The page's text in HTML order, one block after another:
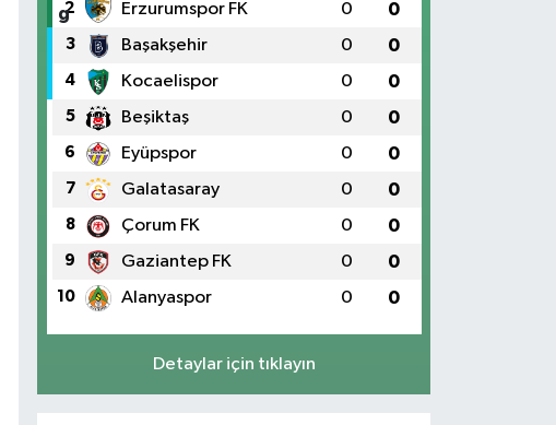
2 Erzurumspor FK 0 0
3 Başakşehir 0 0
4 Kocaelispor 0 0
5 Beşiktaş 0 0
6 Eyüpspor 0 0
7 Galatasaray 0 0
8 Çorum FK 0 0
9 Gaziantep FK 0 0
10 Alanyaspor 0 0
Detaylar için tıklayın